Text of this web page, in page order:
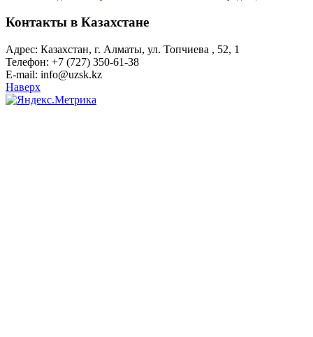
Контакты в Казахстане
Адрес: Казахстан, г. Алматы, ул. Топчиева , 52, 1
Телефон: +7 (727) 350-61-38
E-mail: info@uzsk.kz
Наверх